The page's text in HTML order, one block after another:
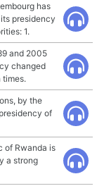
has
presidency
1.
and 2005
changed
times.
by the
of
of Rwanda is
a strong